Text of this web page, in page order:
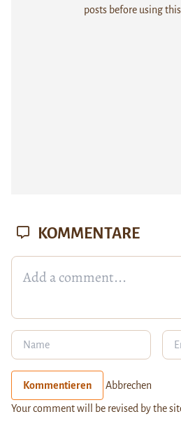
posts before using
KOMMENTARE
Kommentieren Abbrechen
Your comment will be revised by the